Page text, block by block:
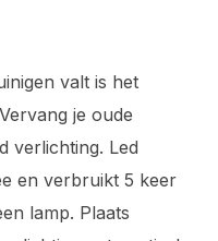
valt is het
je oude
verlichting. Led
en verbruikt 5 keer
lamp. Plaats